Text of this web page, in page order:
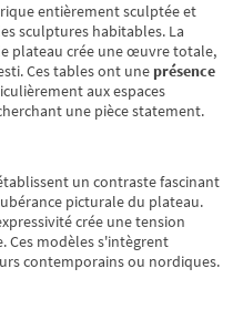
entièrement sculptée et
sculptures habitables. La
plateau crée une œuvre totale,
Ces tables ont une présence
aux espaces
une pièce statement.
un contraste fascinant
picturale du plateau.
crée une tension
Ces modèles s'intègrent
contemporains ou nordiques.